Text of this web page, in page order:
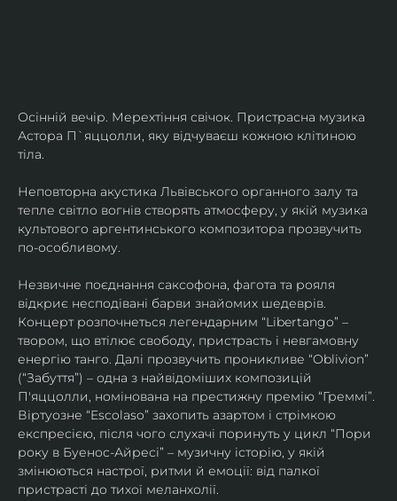
Осінній вечір. Мерехтіння свічок. Пристрасна музика
Астора П`яццолли, яку відчуваєш кожною клітиною
тіла.
Неповторна акустика Львівського органного залу та
тепле світло вогнів створять атмосферу, у якій музика
культового аргентинського композитора прозвучить
по-особливому.
Незвичне поєднання саксофона, фагота та рояля
відкриє несподівані барви знайомих шедеврів.
Концерт розпочнеться легендарним “Libertango” –
твором, що втілює свободу, пристрасть і невгамовну
енергію танго. Далі прозвучить проникливе “Oblivion”
(“Забуття”) – одна з найвідоміших композицій
П'яццолли, номінована на престижну премію “Греммі”.
Віртуозне “Escolaso” захопить азартом і стрімкою
експресією, після чого слухачі поринуть у цикл “Пори
року в Буенос-Айресі” – музичну історію, у якій
змінюються настрої, ритми й емоції: від палкої
пристрасті до тихої меланхолії.